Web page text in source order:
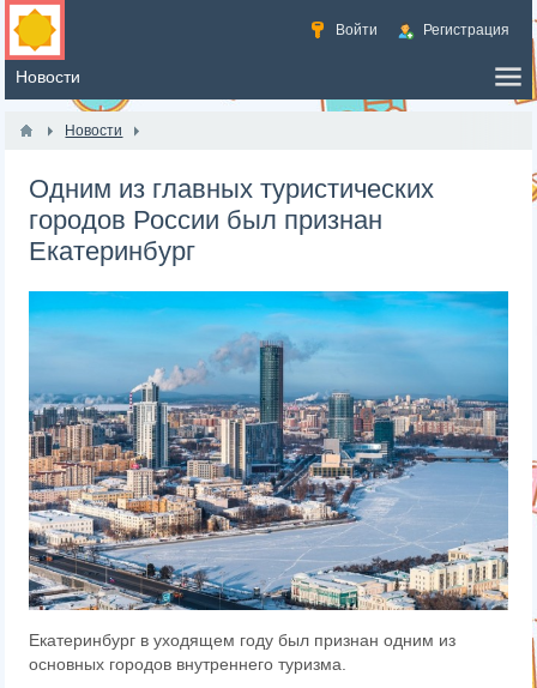
Войти Регистрация
Новости
Одним из главных туристических
городов России был признан
Екатеринбург
Екатеринбург в уходящем году был признан одним из
основных городов внутреннего туризма.